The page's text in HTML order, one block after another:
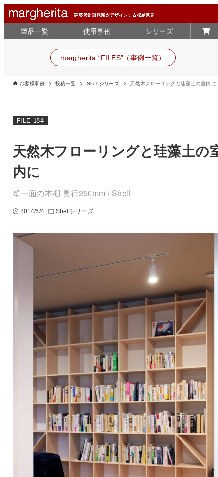
製品一覧 使用事例 シリーズ
margherita “FILES”（事例一覧）
お客様事例 投稿一覧 Shelfシリーズ 天然木フローリングと珪藻土の室内に
FILE 184
天然木フローリングと珪藻土の
内に
壁一面の本棚 奥行250mm / Shelf
2014/6/4 Shelfシリーズ